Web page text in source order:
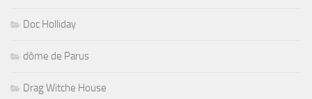
Doc Holliday
dôme de Parus
Drag Witche House